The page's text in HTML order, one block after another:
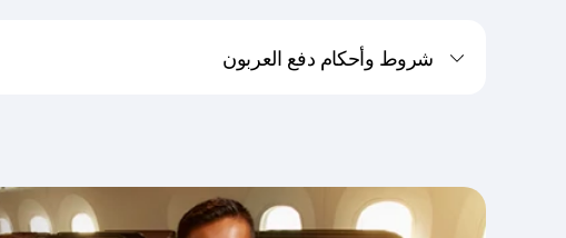
شروط وأحكام دفع العربون